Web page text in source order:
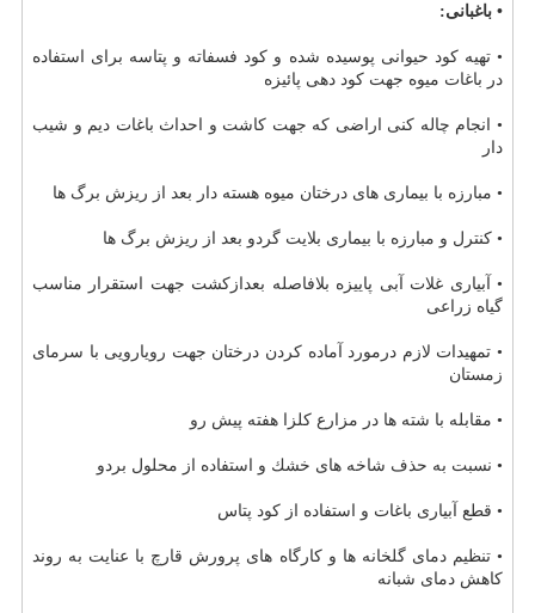
• باغبانی:
• تهیه كود حیوانی پوسیده شده و كود فسفاته و پتاسه برای استفاده
در باغات میوه جهت كود دهی پائیزه
• انجام چاله كنی اراضی كه جهت كاشت و احداث باغات دیم و شیب
دار
• مبارزه با بیماری های درختان میوه هسته دار بعد از ریزش برگ ها
• كنترل و مبارزه با بیماری بلایت گردو بعد از ریزش برگ ها
• آبیاری غلات آبی پاییزه بلافاصله بعدازكشت جهت استقرار مناسب
گیاه زراعی
• تمهیدات لازم درمورد آماده كردن درختان جهت رویارویی با سرمای
زمستان
• مقابله با شته ها در مزارع كلزا هفته پیش رو
• نسبت به حذف شاخه های خشك و استفاده از محلول بردو
• قطع آبیاری باغات و استفاده از كود پتاس
• تنظیم دمای گلخانه ها و كارگاه های پرورش قارچ با عنایت به روند
كاهش دمای شبانه